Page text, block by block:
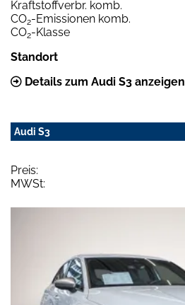
Kraftstoffverbr. komb.
CO2-Emissionen komb.
CO2-Klasse
Standort
Details zum Audi S3 anzeigen
Audi S3
Preis:
MWSt: